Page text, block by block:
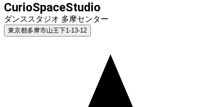
CurioSpaceStudio
ダンススタジオ 多摩センター
東京都多摩市山王下1-13-12